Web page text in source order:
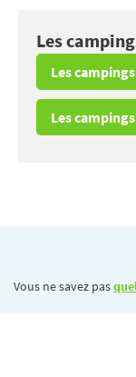
Les
Les
Les
Vous ne savez pas